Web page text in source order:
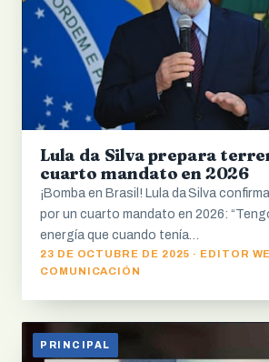
Lula da Silva prepara
cuarto mandato en 2026
¡Bomba en Brasil! Lula da Silva
por un cuarto mandato en 2026:
energía que cuando tenía…
23 DE OCTUBRE DE 2025 · EDITOR
COMUNICACIÓN
PRINCIPAL